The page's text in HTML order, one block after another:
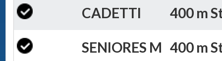
CADETTI 400 m
SENIORES M 400 m